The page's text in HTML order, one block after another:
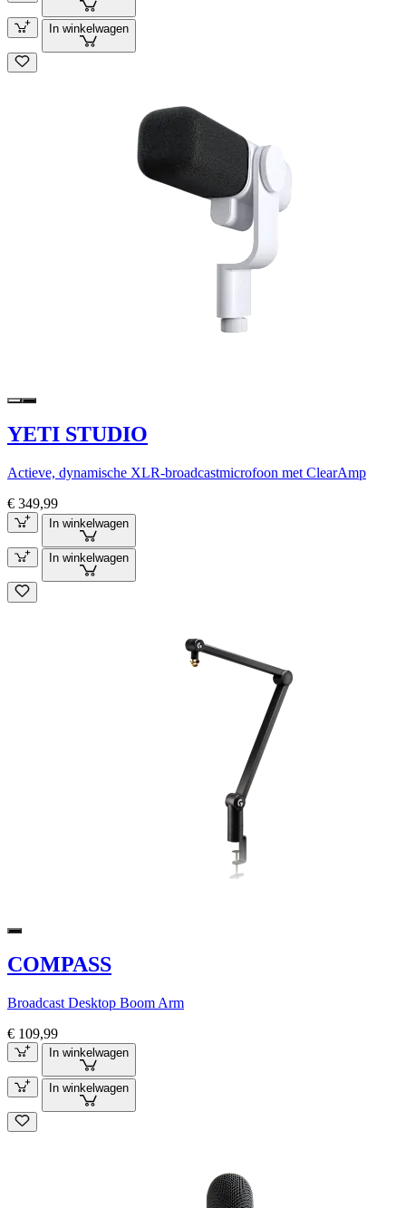
In winkelwagen
YETI STUDIO
Actieve, dynamische XLR-broadcastmicrofoon met ClearAmp
€ 349,99
In winkelwagen
In winkelwagen
COMPASS
Broadcast Desktop Boom Arm
€ 109,99
In winkelwagen
In winkelwagen